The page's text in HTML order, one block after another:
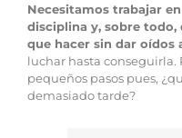
Necesitamos trabajar
disciplina y, sobre
que hacer sin dar oídos
luchar hasta conseguirla.
pequeños pasos pues,
demasiado tarde?